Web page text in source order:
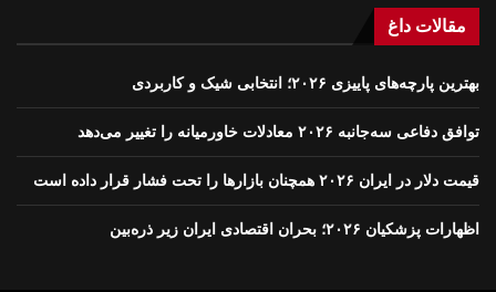
مقالات داغ
بهترین پارچه‌های پاییزی ۲۰۲۶؛ انتخابی شیک و کاربردی
توافق دفاعی سه‌جانبه ۲۰۲۶ معادلات خاورمیانه را تغییر می‌دهد
قیمت دلار در ایران ۲۰۲۶ همچنان بازارها را تحت فشار قرار داده است
اظهارات پزشکیان ۲۰۲۶؛ بحران اقتصادی ایران زیر ذره‌بین